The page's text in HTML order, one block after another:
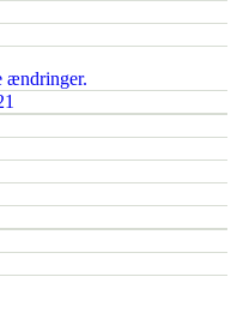
ændringer.